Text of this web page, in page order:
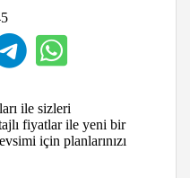
ile sizleri
fiyatlar ile yeni bir
için planlarınızı